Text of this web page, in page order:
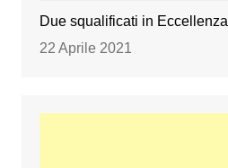
Due squalificati in Eccellenza
22 Aprile 2021